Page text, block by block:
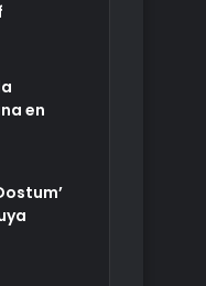
en